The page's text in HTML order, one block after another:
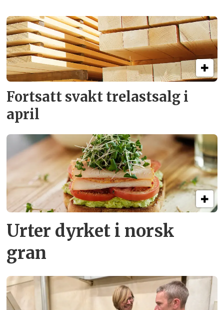
Fortsatt svakt trelastsalg i
april
Urter dyrket i norsk
gran